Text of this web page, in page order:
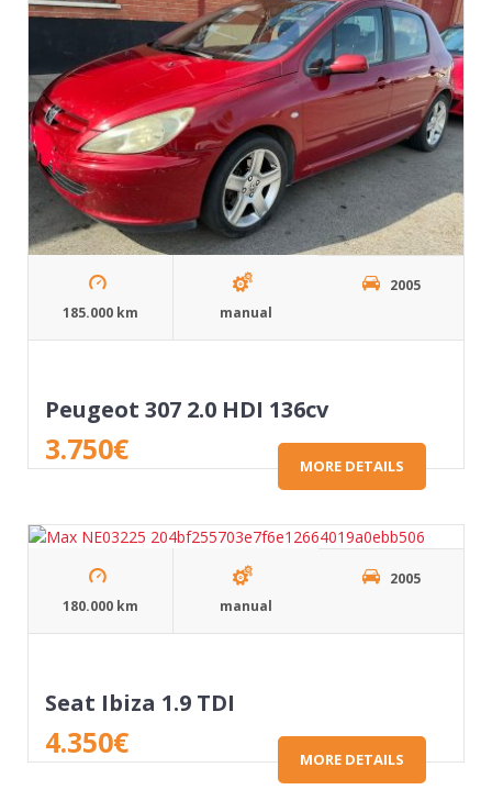
185.000 km manual
2005
Peugeot 307 2.0 HDI 136cv
3.750€ MORE DETAILS
180.000 km manual
2005
Seat Ibiza 1.9 TDI
4.350€ MORE DETAILS